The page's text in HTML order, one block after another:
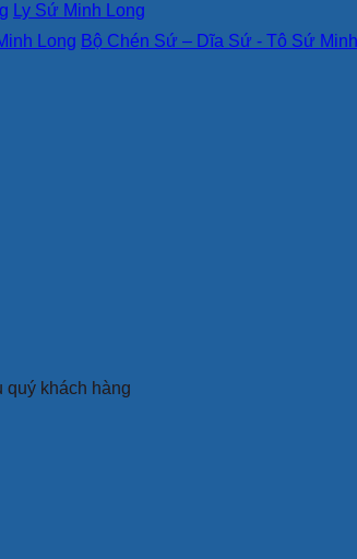
Ly Sứ Minh Long
Long Bộ Chén Sứ – Dĩa Sứ - Tô Sứ
quý khách hàng